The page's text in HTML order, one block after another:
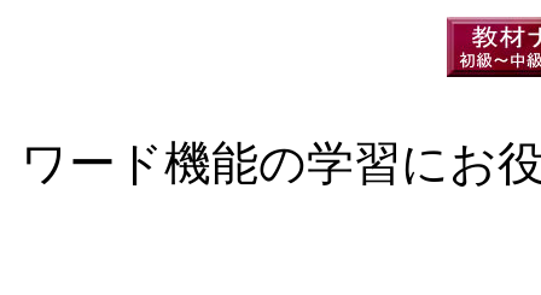
ワード機能の学習にお